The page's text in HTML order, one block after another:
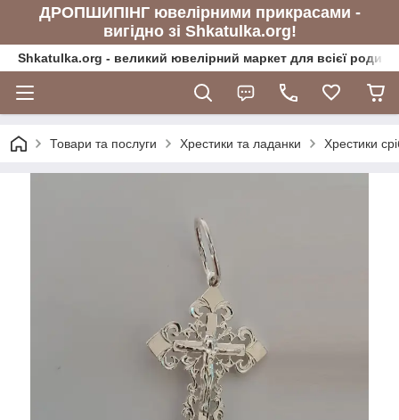
ДРОПШИПІНГ ювелірними прикрасами -
вигідно зі Shkatulka.org!
Shkatulka.org - великий ювелірний маркет для всієї
Товари та послуги Хрестики та ладанки Хрестики